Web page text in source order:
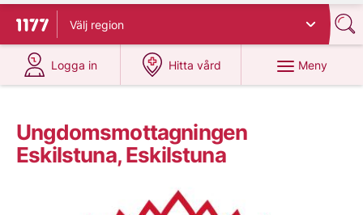
Till startsidan för 1177
Välj region
Logga in
på 1177.se
Hitta vård
på 1177.se
Meny
Ungdoms­mottagningen
Eskilstuna, Eskilstuna